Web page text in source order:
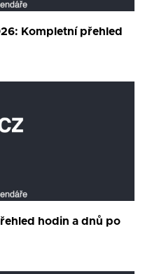
Kompletní přehled
hodin a dnů po